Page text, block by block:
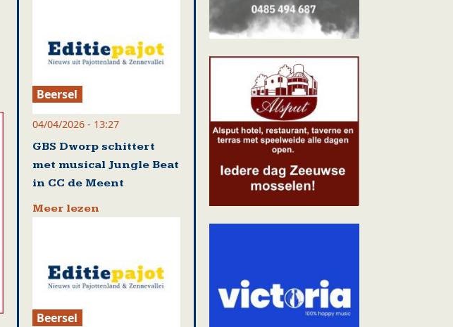
Beersel
04/04/2026 - 13:27
GBS Dworp schittert
met musical Jungle Beat
in CC de Meent
Meer lezen
Beersel